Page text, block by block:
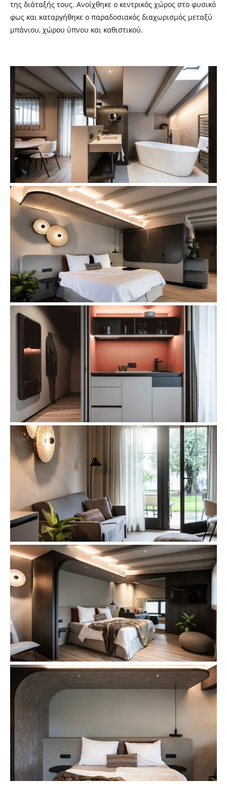
της διάταξής τους. Ανοίχθηκε ο κεντρικός χώρος στο φυσικό
φως και καταργήθηκε ο παραδοσιακός διαχωρισμός μεταξύ
μπάνιου, χώρου ύπνου και καθιστικού.